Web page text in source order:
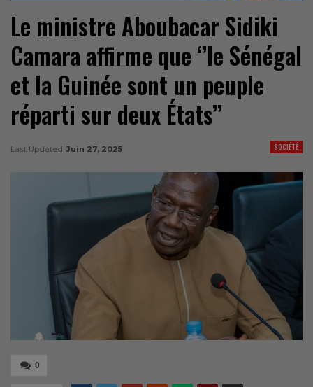
Le ministre Aboubacar Sidiki
Camara affirme que ‘’le Sénégal
et la Guinée sont un peuple
réparti sur deux États’’
SOCIÉTÉ
Last Updated Juin 27, 2025
0